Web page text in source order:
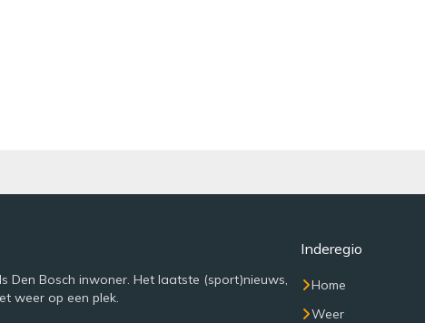
Den Bosch inwoner. Het laatste (sport)nieuws,
weer op een plek.
Inderegio
Home
Weer